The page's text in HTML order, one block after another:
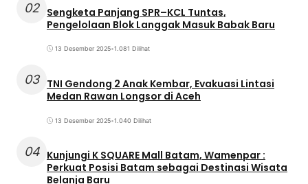
02 Sengketa Panjang SPR–KCL Tuntas,
Pengelolaan Blok Langgak Masuk Babak Baru
13 Desember 2025•1.081 Dilihat
03 TNI Gendong 2 Anak Kembar, Evakuasi Lintasi
Medan Rawan Longsor di Aceh
13 Desember 2025•1.040 Dilihat
04 Kunjungi K SQUARE Mall Batam, Wamenpar :
Perkuat Posisi Batam sebagai Destinasi Wisata
Belanja Baru